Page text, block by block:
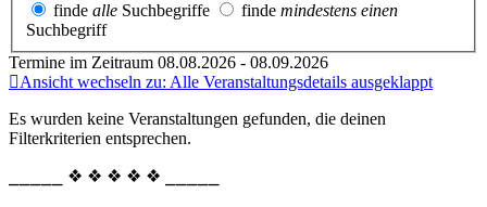
finde alle Suchbegriffe finde mindestens einen
Suchbegriff
Termine im Zeitraum 08.08.2026 - 08.09.2026
Ansicht wechseln zu: Alle Veranstaltungsdetails ausgeklappt
Es wurden keine Veranstaltungen gefunden, die deinen
Filterkriterien entsprechen.
⎯⎯⎯⎯⎯ ❖ ❖ ❖ ❖ ❖ ⎯⎯⎯⎯⎯